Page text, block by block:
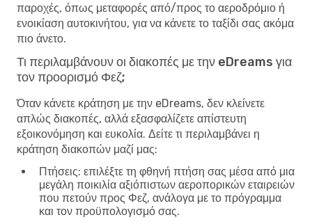
παροχές, όπως μεταφορές από/προς το αεροδρόμιο ή
ενοικίαση αυτοκινήτου, για να κάνετε το ταξίδι σας ακόμα
πιο άνετο.
Τι περιλαμβάνουν οι διακοπές με την eDreams για
τον προορισμό Φεζ;
Όταν κάνετε κράτηση με την eDreams, δεν κλείνετε
απλώς διακοπές, αλλά εξασφαλίζετε απίστευτη
εξοικονόμηση και ευκολία. Δείτε τι περιλαμβάνει η
κράτηση διακοπών μαζί μας:
Πτήσεις: επιλέξτε τη φθηνή πτήση σας μέσα από μια
μεγάλη ποικιλία αξιόπιστων αεροπορικών εταιρειών
που πετούν προς Φεζ, ανάλογα με το πρόγραμμα
και τον προϋπολογισμό σας.